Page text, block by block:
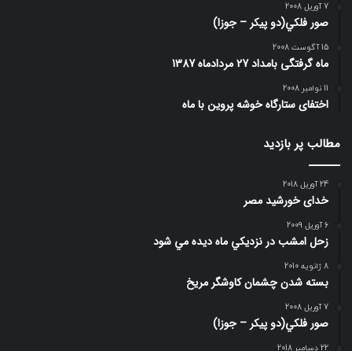
7 آوریل 2008
صور فلكي(دو پیکر – جوزا)
15 آگوست 2008
ماه گرفتگی بامداد 27 مردادماه 1387
11 نوامبر 2008
اختفای ستارگاه خوشه پروین با ماه
مطالب پر بازدید
24 آوریل 2018
خدای خورشید مصر
6 آوریل 2009
زحل امشب در نزديكي ماه ديده مي شود
8 ژانویه 2010
بسته شدن چشمان کاوشگر مريخ
7 آوریل 2008
صور فلكي(دو پیکر – جوزا)
22 دسامبر 2018